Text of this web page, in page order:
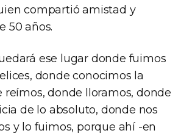
compartió amistad y
50 años.
ese lugar donde fuimos
donde conocimos la
donde lloramos, donde
de lo absoluto, donde nos
y lo fuimos, porque ahí -en